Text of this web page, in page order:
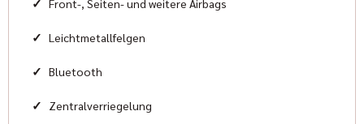
Kilometerstand
Front-, Seiten- und weitere Airbags
✓ Leichtmetallfelgen
✓ Bluetooth
✓ Zentralverriegelung